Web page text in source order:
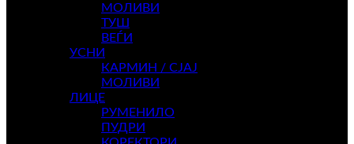
МОЛИВИ
ТУШ
ВЕЃИ
УСНИ
КАРМИН / СЈАЈ
МОЛИВИ
ЛИЦЕ
РУМЕНИЛО
ПУДРИ